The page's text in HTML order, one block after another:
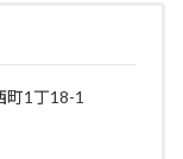
町1丁18-1